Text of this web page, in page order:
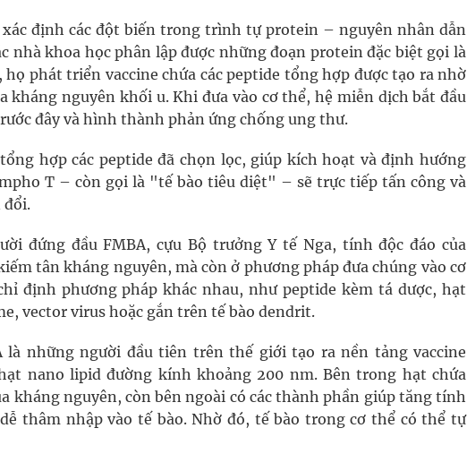
định các đột biến trong trình tự protein – nguyên nhân dẫn
nhà khoa học phân lập được những đoạn protein đặc biệt gọi là
phát triển vaccine chứa các peptide tổng hợp được tạo ra nhờ
kháng nguyên khối u. Khi đưa vào cơ thể, hệ miễn dịch bắt đầu
đây và hình thành phản ứng chống ung thư.
hợp các peptide đã chọn lọc, giúp kích hoạt và định hướng
T – còn gọi là "tế bào tiêu diệt" – sẽ trực tiếp tấn công và
đổi.
đứng đầu FMBA, cựu Bộ trưởng Y tế Nga, tính độc đáo của
tân kháng nguyên, mà còn ở phương pháp đưa chúng vào cơ
định phương pháp khác nhau, như peptide kèm tá dược, hạt
vector virus hoặc gắn trên tế bào dendrit.
là những người đầu tiên trên thế giới tạo ra nền tảng vaccine
nano lipid đường kính khoảng 200 nm. Bên trong hạt chứa
kháng nguyên, còn bên ngoài có các thành phần giúp tăng tính
thâm nhập vào tế bào. Nhờ đó, tế bào trong cơ thể có thể tự